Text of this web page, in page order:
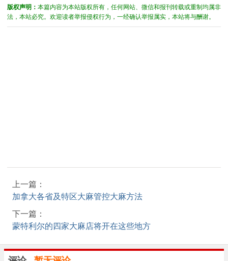
版权声明： 本篇内容为本站版权所有，任何网站、微信和报刊转载或重制均属非
法，本站必究。欢迎读者举报侵权行为，一经确认举报属实，本站将与酬谢。
上一篇：
加拿大各省及特区大麻管控大麻方法
下一篇：
蒙特利尔的四家大麻店将开在这些地方